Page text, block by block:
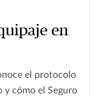
en
el protocolo
y cómo el Seguro